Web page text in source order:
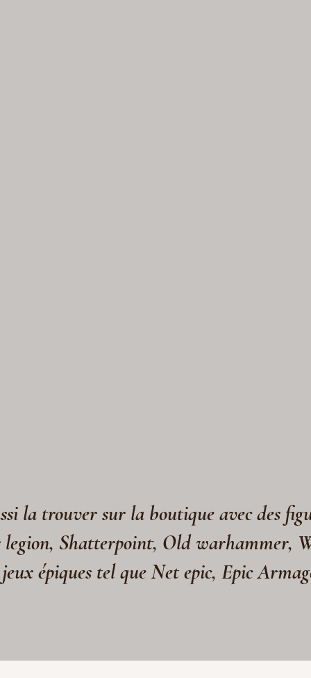
la trouver sur la boutique avec des
legion, Shatterpoint, Old warhammer,
jeux épiques tel que Net epic, Epic